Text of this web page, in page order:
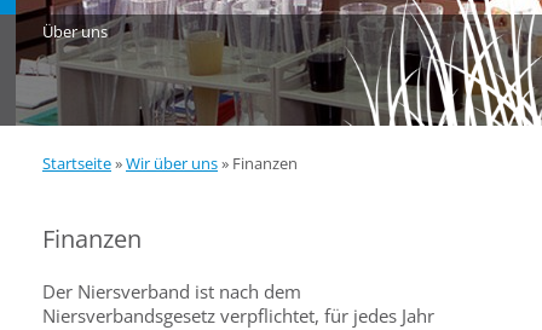
Über uns
Startseite»Wir über uns» Finanzen
Finanzen
Der Niersverband ist nach dem
Niersverbandsgesetz verpflichtet, für jedes Jahr